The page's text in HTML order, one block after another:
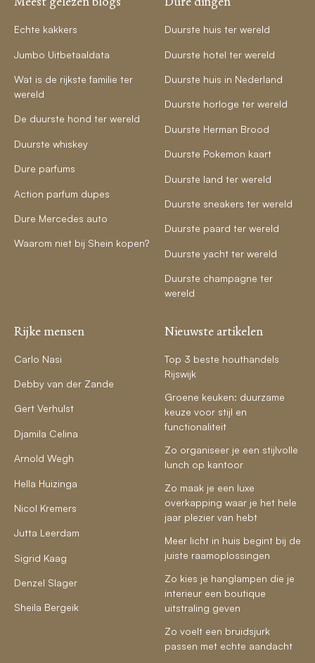
Echte kakkers
Jumbo Uitbetaaldata
Wat is de rijkste familie ter
wereld
De duurste hond ter wereld
Duurste whiskey
Dure parfums
Action parfum dupes
Dure Mercedes auto
Waarom niet bij Shein kopen?
Duurste huis ter wereld
Duurste hotel ter wereld
Duurste huis in Nederland
Duurste horloge ter wereld
Duurste Herman Brood
Duurste Pokemon kaart
Duurste land ter wereld
Duurste sneakers ter wereld
Duurste paard ter wereld
Duurste yacht ter wereld
Duurste champagne ter
wereld
Rijke mensen
Carlo Nasi
Debby van der Zande
Gert Verhulst
Djamila Celina
Arnold Wegh
Hella Huizinga
Nicol Kremers
Jutta Leerdam
Sigrid Kaag
Denzel Slager
Sheila Bergeik
Nieuwste artikelen
Top 3 beste houthandels
Rijswijk
Groene keuken: duurzame
keuze voor stijl en
functionaliteit
Zo organiseer je een stijlvolle
lunch op kantoor
Zo maak je een luxe
overkapping waar je het hele
jaar plezier van hebt
Meer licht in huis begint bij de
juiste raamoplossingen
Zo kies je hanglampen die je
interieur een boutique
uitstraling geven
Zo voelt een bruidsjurk
passen met echte aandacht